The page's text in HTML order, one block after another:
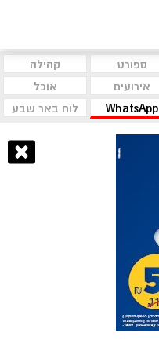
ספורט
קהילה
אירועים
אוכל
WhatsApp לוח באר שבע